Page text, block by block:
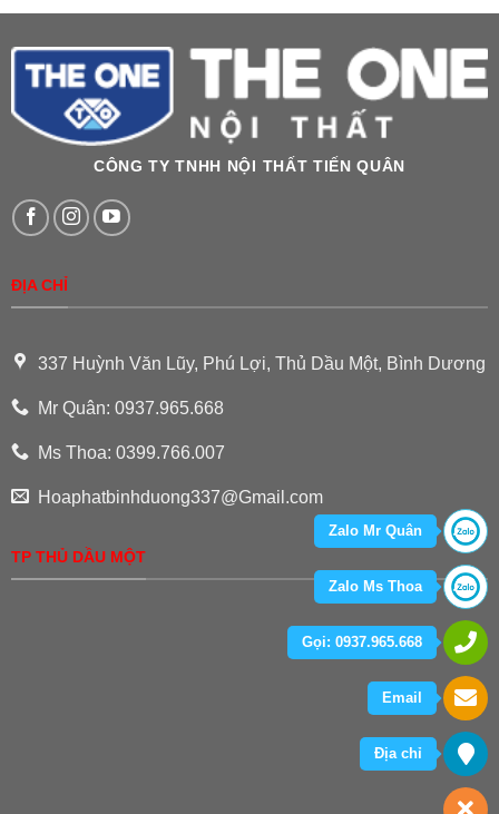
CÔNG TY TNHH NỘI THẤT TIẾN QUÂN
ĐỊA CHỈ
337 Huỳnh Văn Lũy, Phú Lợi, Thủ Dầu Một, Bình Dương
Mr Quân: 0937.965.668
Ms Thoa: 0399.766.007
Hoaphatbinhduong337@Gmail.com
TP THỦ DẦU MỘT
Zalo Mr Quân
Zalo Ms Thoa
Gọi: 0937.965.668
Email
Địa chỉ